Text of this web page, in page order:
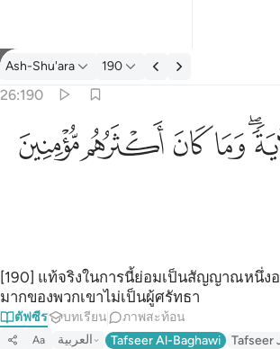
ตัฟซีร: Ash-Shu'ara 26:190
Ash-Shu'ara 190
26:190
ان في ذالك لاية وما كان اكثرهم مومنين ١٩٠
فِى ذَٰلِكَ لَـَٔايَةًۭ ۖ وَمَا كَانَ أَكْثَرُهُم مُّؤْمِنِينَ ١٩٠
ﱸﱹﱺﱻ
[190] แท้จริงในการนี้ย่อมเป็นสัญญาณหนึ่ง
มากของพวกเขาไม่เป็นผู้ศรัทธา
ตัฟซีร บทเรียน ภาพสะท้อน
Aa العربية Tafseer Al-Baghawi Tafseer